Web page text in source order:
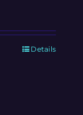
Details